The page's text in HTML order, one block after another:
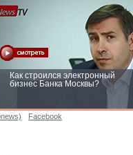
Как строился электронный
бизнес Банка Москвы?
Facebook